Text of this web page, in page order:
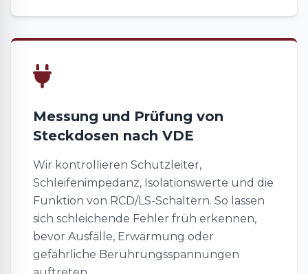
Messung und Prüfung von
Steckdosen nach VDE
Wir kontrollieren Schutzleiter,
Schleifenimpedanz, Isolationswerte und die
Funktion von RCD/LS-Schaltern. So lassen
sich schleichende Fehler früh erkennen,
bevor Ausfälle, Erwärmung oder
gefährliche Berührungsspannungen